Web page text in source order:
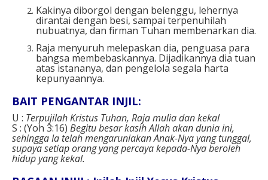
Kakinya diborgol dengan belenggu, lehernya
dirantai dengan besi, sampai terpenuhilah
nubuatnya, dan firman Tuhan membenarkan dia.
Raja menyuruh melepaskan dia, penguasa para
bangsa membebaskannya. Dijadikannya dia tuan
atas istananya, dan pengelola segala harta
kepunyaannya.
BAIT PENGANTAR INJIL:
U : Terpujilah Kristus Tuhan, Raja mulia dan kekal
S : (Yoh 3:16) Begitu besar kasih Allah akan dunia ini,
sehingga Ia telah mengaruniakan Anak-Nya yang tunggal,
supaya setiap orang yang percaya kepada-Nya beroleh
hidup yang kekal.